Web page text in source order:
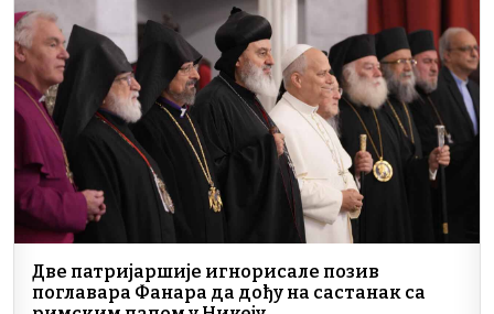
Две патријаршије игнорисале позив
поглавара Фанара да дођу на састанак са